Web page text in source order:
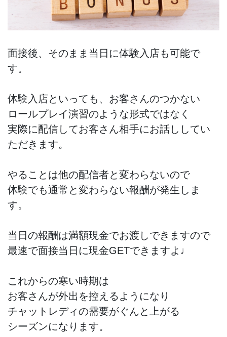
面接後、そのまま当日に体験入店も可能で
す。
体験入店といっても、お客さんのつかない
ロールプレイ演習のような形式ではなく
実際に配信してお客さん相手にお話ししてい
ただきます。
やることは他の配信者と変わらないので
体験でも通常と変わらない報酬が発生しま
す。
当日の報酬は満額現金でお渡しできますので
最速で面接当日に現金GETできますよ♩
これからの寒い時期は
お客さんが外出を控えるようになり
チャットレディの需要がぐんと上がる
シーズンになります。